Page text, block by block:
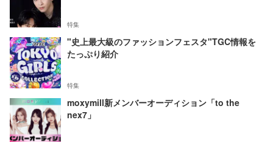
特集
"史上最大級のファッションフェスタ"TGC情報を
たっぷり紹介
特集
moxymill新メンバーオーディション「to the
nex7」